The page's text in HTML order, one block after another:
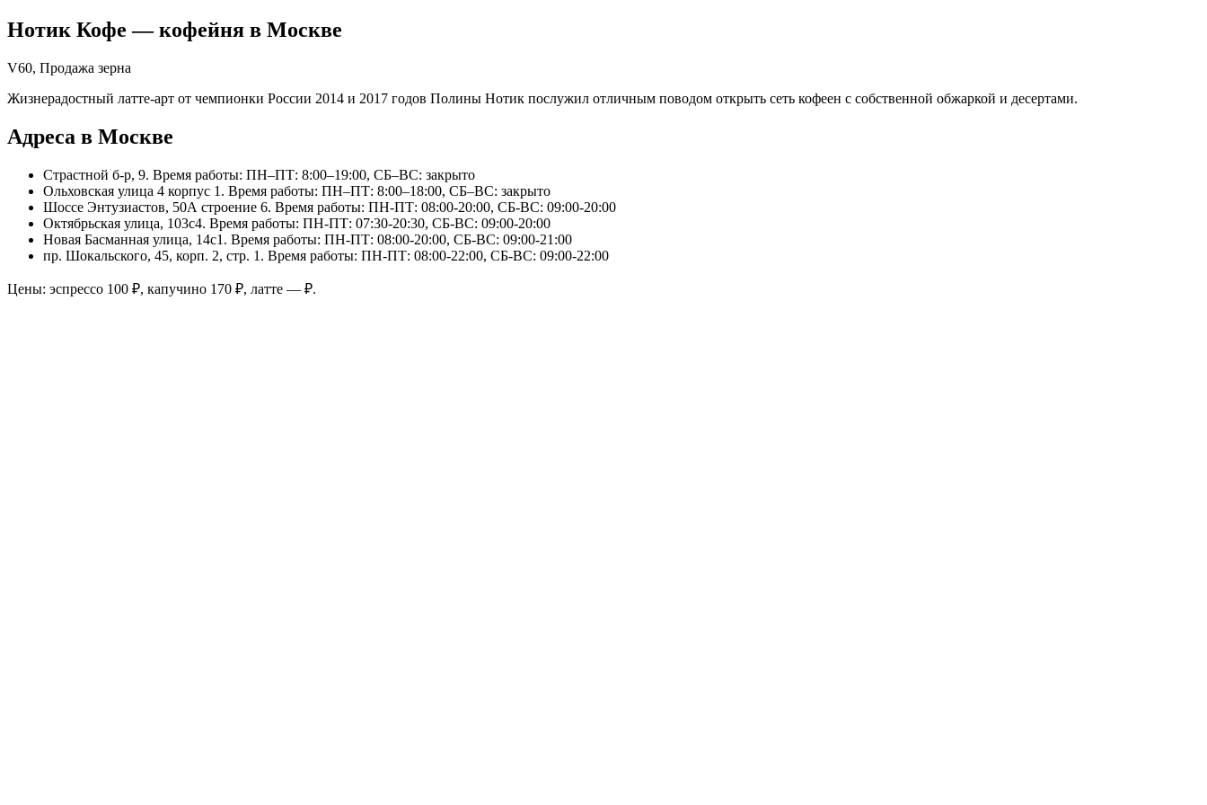
Нотик Кофе — кофейня в Москве
V60, Продажа зерна
Жизнерадостный латте-арт от чемпионки России 2014 и 2017 годов Полины Нотик послужил отличным поводом открыть сеть кофеен с собственной обжаркой и десертами.
Адреса в Москве
Страстной б-р, 9. Время работы: ПН–ПТ: 8:00–19:00, СБ–ВС: закрыто
Ольховская улица 4 корпус 1 . Время работы: ПН–ПТ: 8:00–18:00, СБ–ВС: закрыто
Шоссе Энтузиастов, 50А строение 6. Время работы: ПН-ПТ: 08:00-20:00, СБ-ВС: 09:00-20:00
Октябрьская улица, 103с4. Время работы: ПН-ПТ: 07:30-20:30, СБ-ВС: 09:00-20:00
Новая Басманная улица, 14с1 . Время работы: ПН-ПТ: 08:00-20:00, СБ-ВС: 09:00-21:00
пр. Шокальского, 45, корп. 2, стр. 1 . Время работы: ПН-ПТ: 08:00-22:00, СБ-ВС: 09:00-22:00
Цены: эспрессо 100 ₽, капучино 170 ₽, латте — ₽.